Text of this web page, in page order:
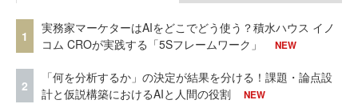
1
実務家マーケターはAIをどこでどう使う？積水ハウス イノ
コム CROが実践する「5Sフレームワーク」
NEW
2
「何を分析するか」の決定が結果を分ける！課題・論点設
計と仮説構築におけるAIと人間の役割
NEW